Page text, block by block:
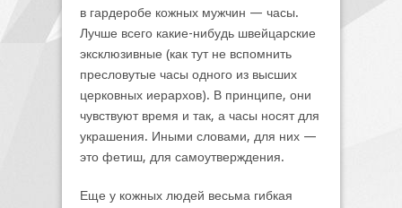
в гардеробе кожных мужчин — часы.
Лучше всего какие-нибудь швейцарские
эксклюзивные (как тут не вспомнить
пресловутые часы одного из высших
церковных иерархов). В принципе, они
чувствуют время и так, а часы носят для
украшения. Иными словами, для них —
это фетиш, для самоутверждения.
Еще у кожных людей весьма гибкая